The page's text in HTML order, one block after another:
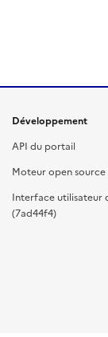
Développement
API du portail
Moteur open source
Interface utilisateur
(7ad44f4)